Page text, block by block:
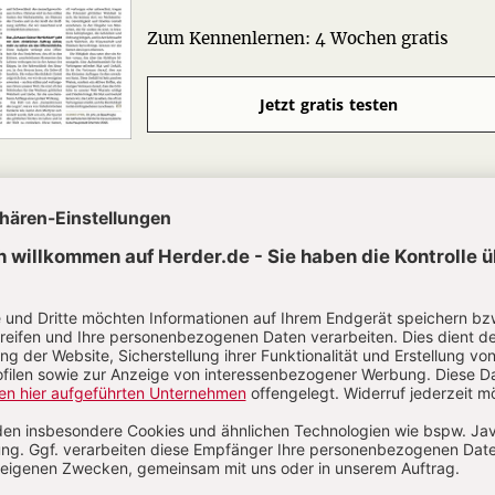
Zum Kennenlernen: 4 Wochen gratis
Jetzt gratis testen